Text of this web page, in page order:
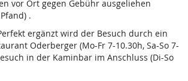
vor Ort gegen Gebühr ausgeliehen
.
ergänzt wird der Besuch durch ein
Oderberger (Mo-Fr 7-10.30h, Sa-So 7-
in der Kaminbar im Anschluss (Di-So